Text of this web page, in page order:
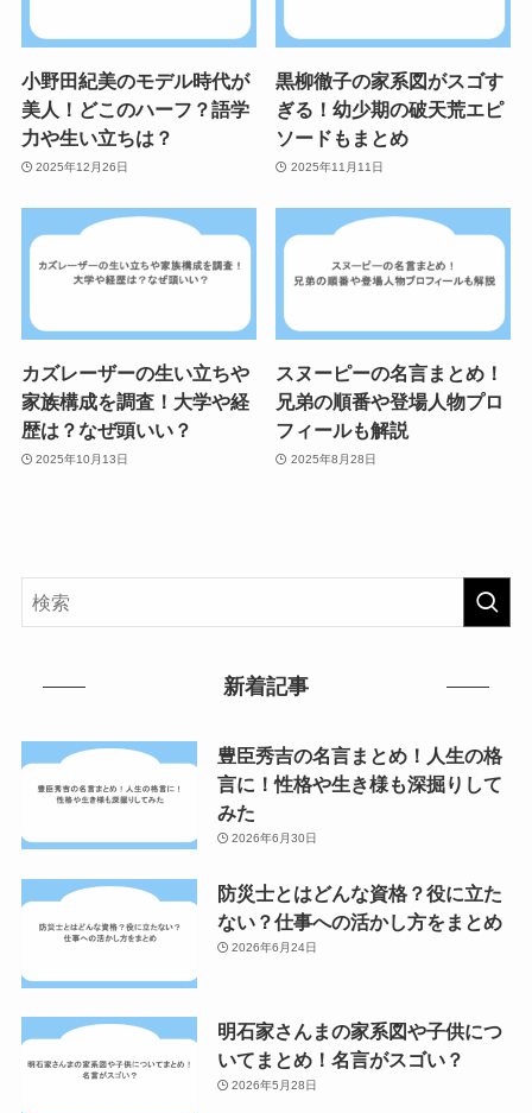
小野田紀美のモデル時代が
美人！どこのハーフ？語学
力や生い立ちは？
2025年12月26日
黒柳徹子の家系図がスゴす
ぎる！幼少期の破天荒エピ
ソードもまとめ
2025年11月11日
カズレーザーの生い立ちや
家族構成を調査！大学や経
歴は？なぜ頭いい？
2025年10月13日
スヌーピーの名言まとめ！
兄弟の順番や登場人物プロ
フィールも解説
2025年8月28日
新着記事
豊臣秀吉の名言まとめ！人生の格
言に！性格や生き様も深掘りして
みた
2026年6月30日
防災士とはどんな資格？役に立た
ない？仕事への活かし方をまとめ
2026年6月24日
明石家さんまの家系図や子供につ
いてまとめ！名言がスゴい？
2026年5月28日